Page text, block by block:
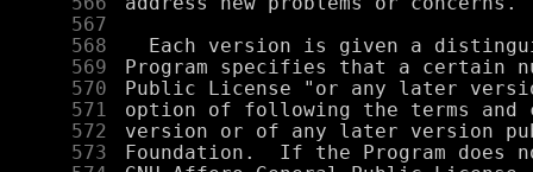
    567
    568
    569
    570
    571
    572
    573